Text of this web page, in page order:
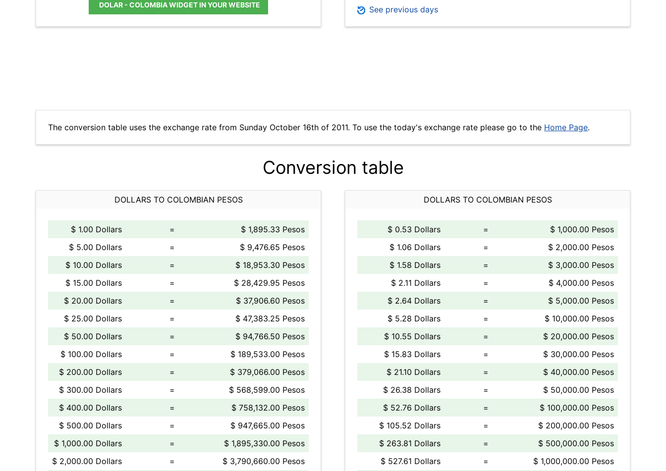
DOLAR - COLOMBIA WIDGET IN YOUR WEBSITE See previous days
The conversion table uses the exchange rate from Sunday October 16th of 2011. To use the today's exchange rate please go to the Home Page.
Conversion table
DOLLARS TO COLOMBIAN PESOS
$ 1.00 Dollars =
$ 1,895.33 Pesos
$ 5.00 Dollars
=
$ 9,476.65 Pesos
$ 10.00 Dollars
=
$ 18,953.30 Pesos
$ 15.00 Dollars
=
$ 28,429.95 Pesos
$ 20.00 Dollars
=
$ 37,906.60 Pesos
$ 25.00 Dollars
=
$ 47,383.25 Pesos
$ 50.00 Dollars
=
$ 94,766.50 Pesos
$ 100.00 Dollars
=
$ 189,533.00 Pesos
$ 200.00 Dollars
=
$ 379,066.00 Pesos
$ 300.00 Dollars
=
$ 568,599.00 Pesos
$ 400.00 Dollars
=
$ 758,132.00 Pesos
$ 500.00 Dollars
=
$ 947,665.00 Pesos
$ 1,000.00 Dollars
=
$ 1,895,330.00 Pesos
$ 2,000.00 Dollars
= $ 3,790,660.00 Pesos
DOLLARS TO COLOMBIAN PESOS
$ 0.53 Dollars =
$ 1,000.00 Pesos
$ 1.06 Dollars
=
$ 2,000.00 Pesos
$ 1.58 Dollars
=
$ 3,000.00 Pesos
$ 2.11 Dollars
=
$ 4,000.00 Pesos
$ 2.64 Dollars
=
$ 5,000.00 Pesos
$ 5.28 Dollars
=
$ 10,000.00 Pesos
$ 10.55 Dollars
=
$ 20,000.00 Pesos
$ 15.83 Dollars
=
$ 30,000.00 Pesos
$ 21.10 Dollars
=
$ 40,000.00 Pesos
$ 26.38 Dollars
=
$ 50,000.00 Pesos
$ 52.76 Dollars
=
$ 100,000.00 Pesos
$ 105.52 Dollars
=
$ 200,000.00 Pesos
$ 263.81 Dollars
=
$ 500,000.00 Pesos
$ 527.61 Dollars
= $ 1,000,000.00 Pesos